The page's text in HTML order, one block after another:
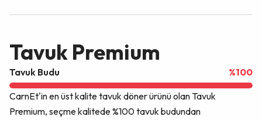
Tavuk Premium
Tavuk Budu %100
CarnEt'in en üst kalite tavuk döner ürünü olan Tavuk
Premium, seçme kalitede %100 tavuk budundan